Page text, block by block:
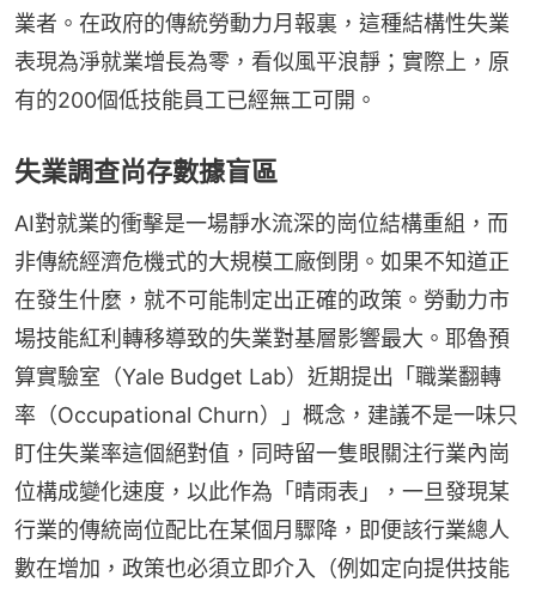
業者。在政府的傳統勞動力月報裏，這種結構性失業
表現為淨就業增長為零，看似風平浪靜；實際上，原
有的200個低技能員工已經無工可開。
失業調查尚存數據盲區
AI對就業的衝擊是一場靜水流深的崗位結構重組，而
非傳統經濟危機式的大規模工廠倒閉。如果不知道正
在發生什麼，就不可能制定出正確的政策。勞動力市
場技能紅利轉移導致的失業對基層影響最大。耶魯預
算實驗室（Yale Budget Lab）近期提出「職業翻轉
率（Occupational Churn）」概念，建議不是一味只
盯住失業率這個絕對值，同時留一隻眼關注行業內崗
位構成變化速度，以此作為「晴雨表」，一旦發現某
行業的傳統崗位配比在某個月驟降，即便該行業總人
數在增加，政策也必須立即介入（例如定向提供技能